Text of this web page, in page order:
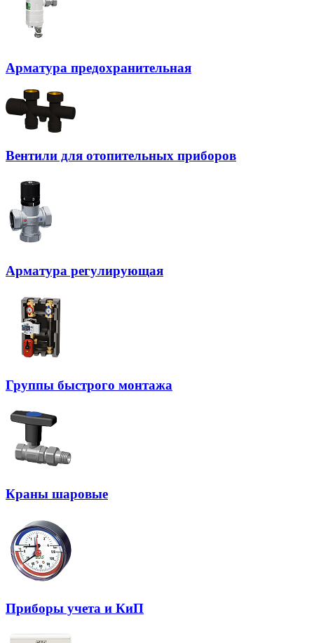
Арматура предохранительная
Вентили для отопительных приборов
Арматура регулирующая
Группы быстрого монтажа
Краны шаровые
Приборы учета и КиП